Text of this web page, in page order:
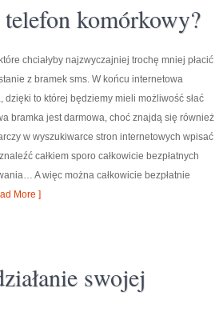
komórkowy?
chciałyby najzwyczajniej trochę mniej płacić
z bramek sms. W końcu internetowa
dzięki to której będziemy mieli możliwość słać
bramka jest darmowa, choć znajdą się również
w wyszukiwarce stron internetowych wpisać
całkiem sporo całkowicie bezpłatnych
A więc można całkowicie bezpłatnie
More ]
swojej